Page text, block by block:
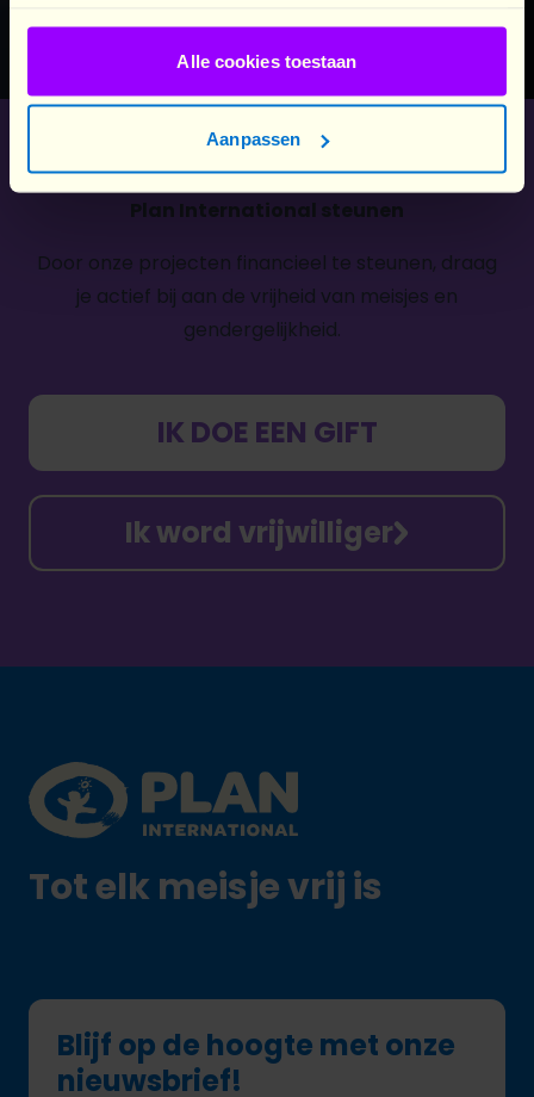
Alle cookies toestaan
Aanpassen
Plan International steunen
Door onze projecten financieel te steunen, draag
je actief bij aan de vrijheid van meisjes en
gendergelijkheid.
IK DOE EEN GIFT
Ik word vrijwilliger
Plan International logo
Tot elk meisje vrij is
Blijf op de hoogte met onze
nieuwsbrief!